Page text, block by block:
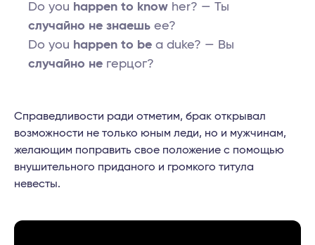
Do you happen to know her? — Ты
случайно не знаешь ее?
Do you happen to be a duke? — Вы
случайно не герцог?
Справедливости ради отметим, брак открывал
возможности не только юным леди, но и мужчинам,
желающим поправить свое положение с помощью
внушительного приданого и громкого титула
невесты.